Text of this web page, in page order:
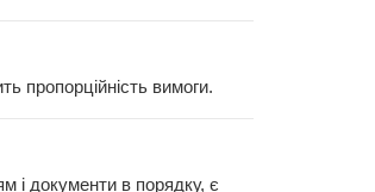
пропорційність вимоги.
і документи в порядку, є